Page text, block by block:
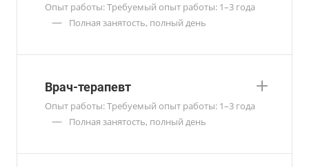
Опыт работы: Требуемый опыт работы: 1–3 года
— Полная занятость, полный день
Врач-терапевт
Опыт работы: Требуемый опыт работы: 1–3 года
— Полная занятость, полный день